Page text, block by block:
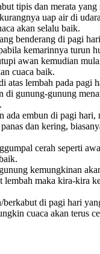
tipis dan merata
uap air di
akan selalu baik.
benderang di pagi
kemarinnya turun
awan kemudian
cuaca baik.
atas lembah pada pagi
di gunung-gunung
ada embun di pagi hari,
dan kering,
cerah seperti
kemungkinan
lembah maka kira-kira
berkabut di pagi hari
cuaca akan terus